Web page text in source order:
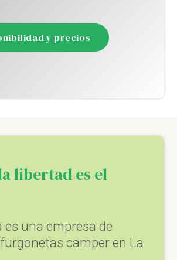
y precios
libertad es el
es una empresa de
camper en La